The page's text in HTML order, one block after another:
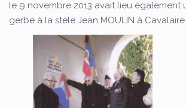
le 9 novembre 2013 avait lieu également
gerbe à la stèle Jean MOULIN à